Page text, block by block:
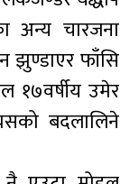
अन्य चारजना
झुण्डाएर फाँसि
१७वर्षीय उमेर
बदलालिने